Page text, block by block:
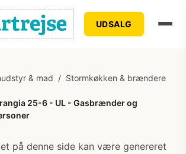
UDSALG
& mad / Stormkøkken & brændere
25-6 - UL - Gasbrænder og
på denne side kan være genereret